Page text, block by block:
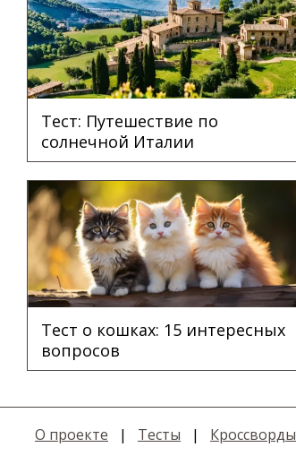
Тест: Путешествие по
солнечной Италии
Тест о кошках: 15 интересных
вопросов
О проекте | Тесты | Кроссворды